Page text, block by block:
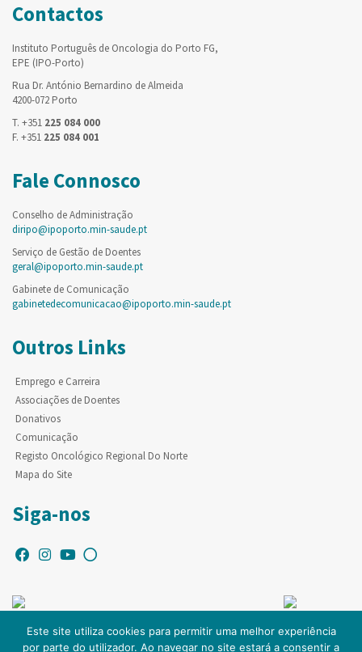
Contactos
Instituto Português de Oncologia do Porto FG,
EPE (IPO-Porto)
Rua Dr. António Bernardino de Almeida
4200-072 Porto
T. +351 225 084 000
F. +351 225 084 001
Fale Connosco
Conselho de Administração
diripo@ipoporto.min-saude.pt
Serviço de Gestão de Doentes
geral@ipoporto.min-saude.pt
Gabinete de Comunicação
gabinetedecomunicacao@ipoporto.min-saude.pt
Outros Links
Emprego e Carreira
Associações de Doentes
Donativos
Comunicação
Registo Oncológico Regional Do Norte
Mapa do Site
Siga-nos
Este site utiliza cookies para permitir uma melhor experiência
por parte do utilizador. Ao navegar no site estará a consentir a